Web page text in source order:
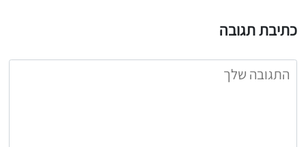
כתיבת תגובה